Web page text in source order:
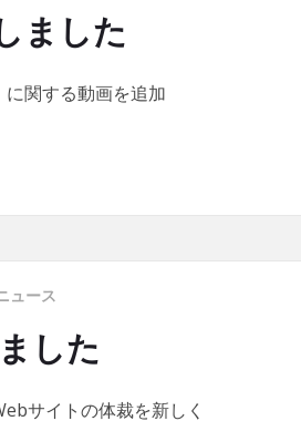
ました
関する動画を追加
した
ュース
した
サイトの体裁を新しく